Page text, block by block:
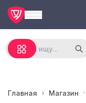
Главная Магазин